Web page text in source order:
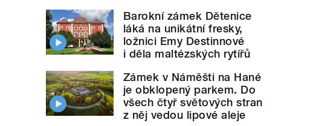
Barokní zámek Dětenice
láká na unikátní fresky,
ložnici Emy Destinnové
i děla maltézských rytířů
Zámek v Náměšti na Hané
je obklopený parkem. Do
všech čtyř světových stran
z něj vedou lipové aleje